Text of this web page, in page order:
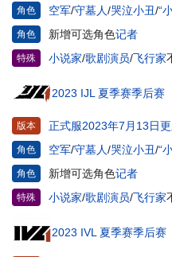
角色 空军/守墓人/哭泣小丑/“
角色 新增可选角色记者
特殊 小说家/歌剧演员/飞行家
2023 IJL 夏季赛季后赛
版本 正式服2023年7月13日
角色 空军/守墓人/哭泣小丑/“
角色 新增可选角色记者
特殊 小说家/歌剧演员/飞行家
2023 IVL 夏季赛季后赛